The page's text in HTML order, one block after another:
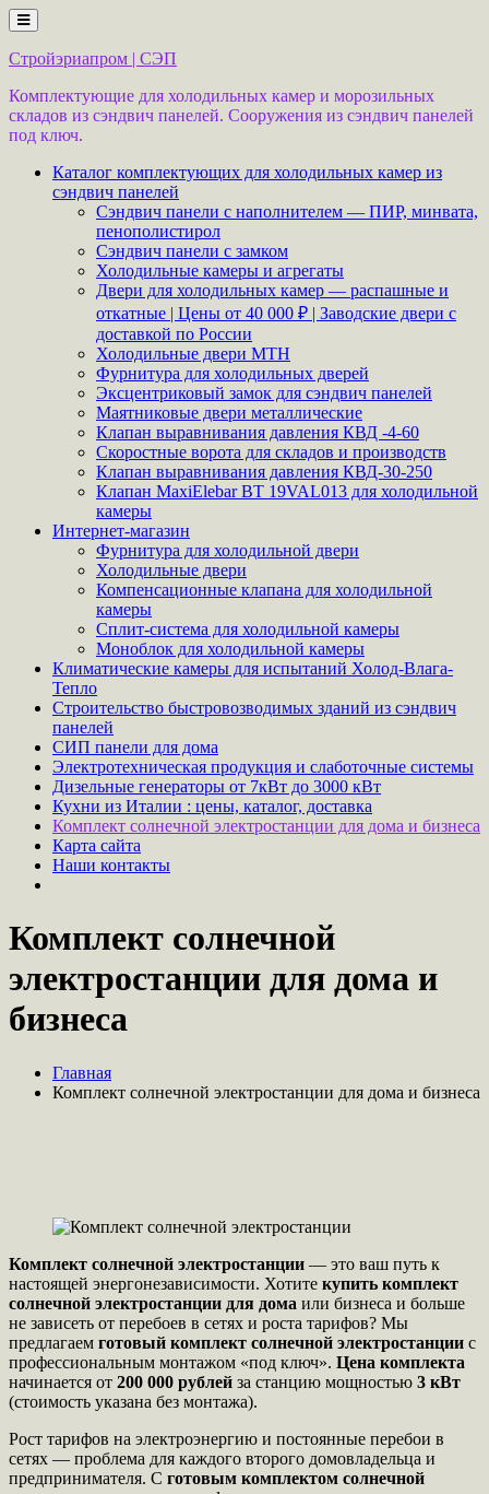
Перейти
к
содержимому
Стройэриапром | СЭП
Комплектующие для холодильных камер и морозильных
складов из сэндвич панелей. Сооружения из сэндвич панелей
под ключ.
Каталог комплектующих для холодильных камер из
сэндвич панелей
Сэндвич панели с наполнителем — ПИР, минвата,
пенополистирол
Сэндвич панели с замком
Холодильные камеры и агрегаты
Двери для холодильных камер — распашные и
откатные | Цены от 40 000 ₽ | Заводские двери с
доставкой по России
Холодильные двери MTH
Фурнитура для холодильных дверей
Эксцентриковый замок для сэндвич панелей
Маятниковые двери металлические
Клапан выравнивания давления КВД -4-60
Скоростные ворота для складов и производств
Клапан выравнивания давления КВД-30-250
Клапан MaxiElebar BT 19VAL013 для холодильной
камеры
Интернет-магазин
Фурнитура для холодильной двери
Холодильные двери
Компенсационные клапана для холодильной
камеры
Сплит-система для холодильной камеры
Моноблок для холодильной камеры
Климатические камеры для испытаний Холод-Влага-
Тепло
Строительство быстровозводимых зданий из сэндвич
панелей
СИП панели для дома
Электротехническая продукция и слаботочные системы
Дизельные генераторы от 7кВт до 3000 кВт
Кухни из Италии : цены, каталог, доставка
Комплект солнечной электростанции для дома и бизнеса
Карта сайта
Наши контакты
Комплект солнечной
электростанции для дома и
бизнеса
Главная
Комплект солнечной электростанции для дома и бизнеса
Комплект солнечной электростанции — это ваш путь к
настоящей энергонезависимости. Хотите купить комплект
солнечной электростанции для дома или бизнеса и больше
не зависеть от перебоев в сетях и роста тарифов? Мы
предлагаем готовый комплект солнечной электростанции с
профессиональным монтажом «под ключ». Цена комплекта
начинается от 200 000 рублей за станцию мощностью 3 кВт
(стоимость указана без монтажа).
Рост тарифов на электроэнергию и постоянные перебои в
сетях — проблема для каждого второго домовладельца и
предпринимателя. С готовым комплектом солнечной